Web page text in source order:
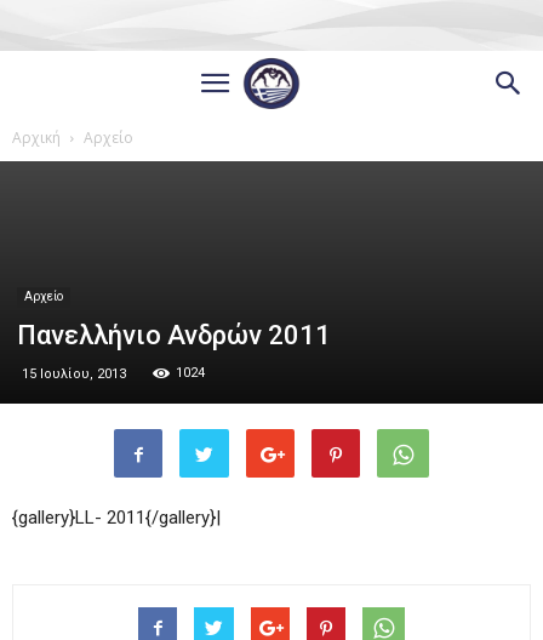
Αρχική Αρχείο
Αρχείο
Πανελλήνιο Ανδρών 2011
15 Ιουλίου, 2013 1024
{gallery}LL- 2011{/gallery}|